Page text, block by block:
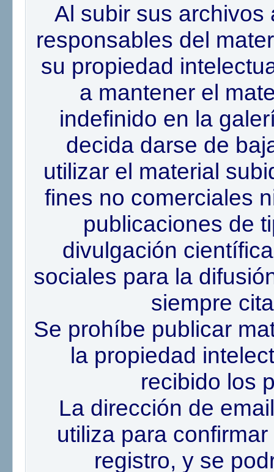
Al subir sus archivos
responsables del
su propiedad
a mantener el
indefinido en la
decida darse de
utilizar el material
fines no comerciales
publicaciones de
divulgación
sociales para la
siempre
Se prohíbe publicar
la propiedad
recibido los
La dirección de
utiliza para
registro, y se